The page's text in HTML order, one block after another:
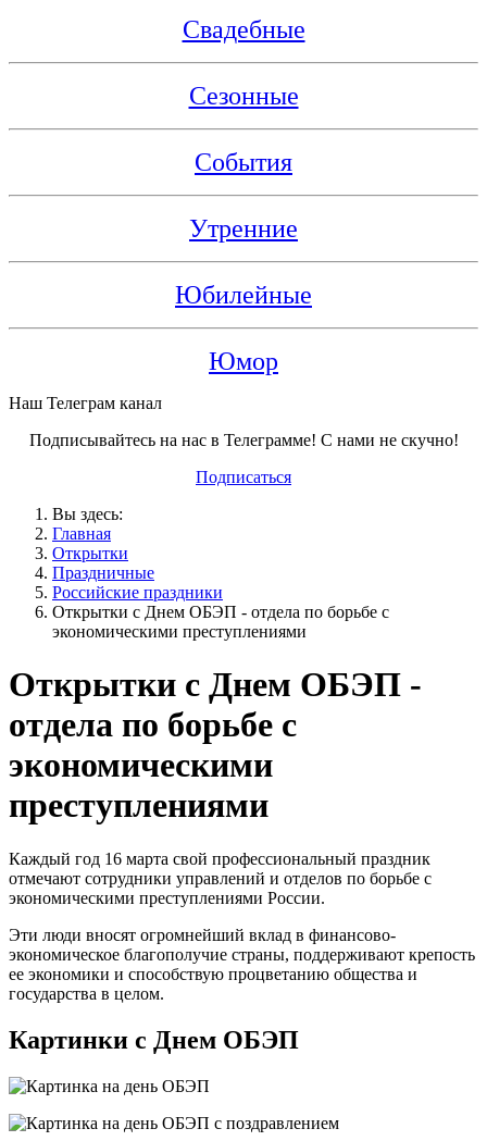
Свадебные
Сезонные
События
Утренние
Юбилейные
Юмор
Наш Телеграм канал
Подписывайтесь на нас в Телеграмме! С нами не скучно!
Подписаться
Вы здесь:
Главная
Открытки
Праздничные
Российские праздники
Открытки с Днем ОБЭП - отдела по борьбе с
экономическими преступлениями
Открытки с Днем ОБЭП -
отдела по борьбе с
экономическими
преступлениями
Каждый год 16 марта свой профессиональный праздник
отмечают сотрудники управлений и отделов по борьбе с
экономическими преступлениями России.
Эти люди вносят огромнейший вклад в финансово-
экономическое благополучие страны, поддерживают крепость
ее экономики и способствую процветанию общества и
государства в целом.
Картинки с Днем ОБЭП